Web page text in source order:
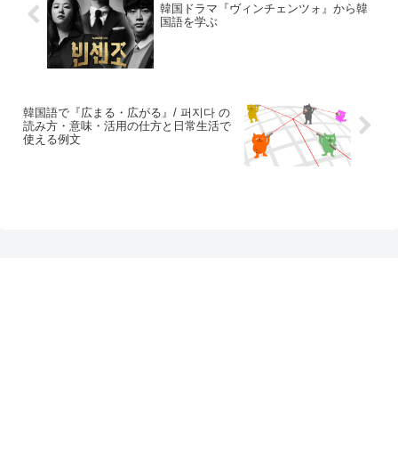
韓国ドラマ『ヴィンチェンツォ』から韓
国語を学ぶ
韓国語で『広まる・広がる』/ 퍼지다 の
読み方・意味・活用の仕方と日常生活で
使える例文